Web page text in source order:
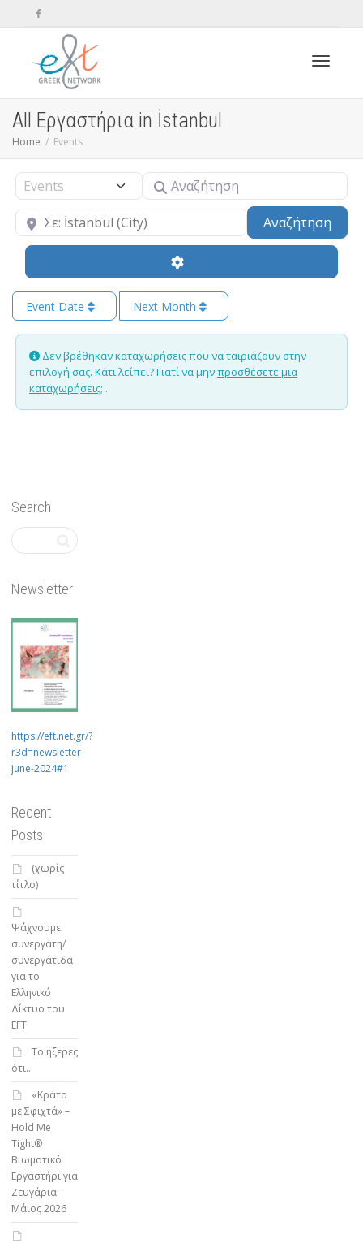
All Εργαστήρια in İstanbul
Home Events
Select search type Αναζήτηση
Κοντά Αναζήτηση
Event Date Next Month
Δεν βρέθηκαν καταχωρήσεις που να ταιριάζουν στην
επιλογή σας. Κάτι λείπει? Γιατί να μηνπροσθέσετε μια
καταχωρήσεις; .
Search
Newsletter
https://eft.net.gr/?
r3d=newsletter-
june-2024#1
Recent
Posts
(χωρίς
τίτλο)
Ψάχνουμε
συνεργάτη/
συνεργάτιδα
για το
Ελληνικό
Δίκτυο του
EFT
To ήξερες
ότι…
«Κράτα
με Σφιχτά» –
Hold Me
Tight®
Βιωματικό
Εργαστήρι για
Ζευγάρια –
Μάιος 2026